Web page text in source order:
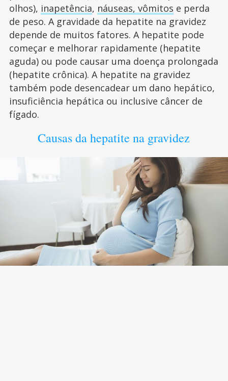
olhos), inapetência, náuseas, vômitos e perda
de peso. A gravidade da hepatite na gravidez
depende de muitos fatores. A hepatite pode
começar e melhorar rapidamente (hepatite
aguda) ou pode causar uma doença prolongada
(hepatite crônica). A hepatite na gravidez
também pode desencadear um dano hepático,
insuficiência hepática ou inclusive câncer de
fígado.
Causas da hepatite na gravidez